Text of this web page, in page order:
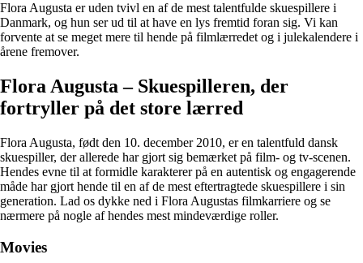
Flora Augusta er uden tvivl en af de mest talentfulde skuespillere i
Danmark, og hun ser ud til at have en lys fremtid foran sig. Vi kan
forvente at se meget mere til hende på filmlærredet og i julekalendere i
årene fremover.
Flora Augusta – Skuespilleren, der
fortryller på det store lærred
Flora Augusta, født den 10. december 2010, er en talentfuld dansk
skuespiller, der allerede har gjort sig bemærket på film- og tv-scenen.
Hendes evne til at formidle karakterer på en autentisk og engagerende
måde har gjort hende til en af de mest eftertragtede skuespillere i sin
generation. Lad os dykke ned i Flora Augustas filmkarriere og se
nærmere på nogle af hendes mest mindeværdige roller.
Movies